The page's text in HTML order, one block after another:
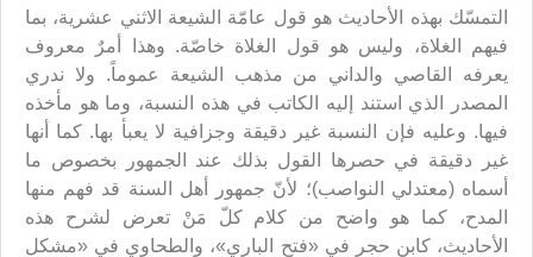
التمسّك بهذه الأحاديث هو قول عامّة الشيعة الاثني عشرية، بما
فيهم الغلاة، وليس هو قول الغلاة خاصّة. وهذا أمرٌ معروف
يعرفه القاصي والداني من مذهب الشيعة عموماً. ولا ندري
المصدر الذي استند إليه الكاتب في هذه النسبة، وما هو مأخذه
فيها. وعليه فإن النسبة غير دقيقة وجزافية لا يعبأ بها. كما أنها
غير دقيقة في حصرها القول بذلك عند الجمهور بخصوص ما
أسماه (معتدلي النواصب)؛ لأنّ جمهور أهل السنة قد فهم منها
المدح، كما هو واضح من كلام كلّ مَنْ تعرض لشرح هذه
الأحاديث، كابن حجر في «فتح الباري»، والطحاوي في «مشكل